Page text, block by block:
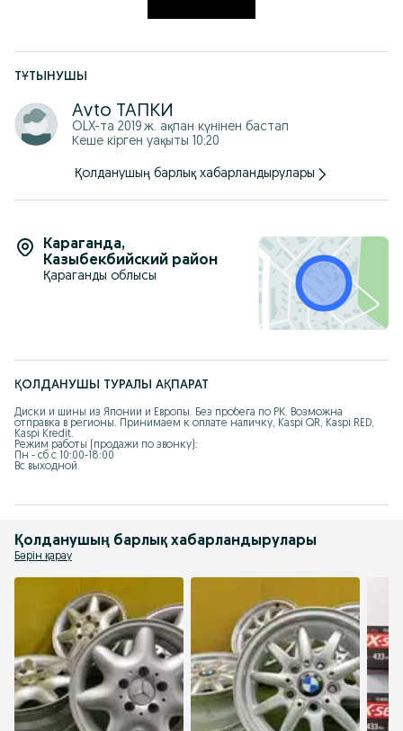
ТҰТЫНУШЫ
Аvto ТАПКИ
OLX-та 2019 ж. ақпан күнінен бастап
Кеше кірген уақыты 10:20
Қолданушың барлық хабарландырулары
Караганда,
Казыбекбийский район
Қараганды облысы
ҚОЛДАНУШЫ ТУРАЛЫ АҚПАРАТ
Диски и шины из Японии и Европы. Без пробега по РК. Возможна
отправка в регионы. Принимаем к оплате наличку, Kaspi QR, Kaspi RED,
Kaspi Kredit.
Режим работы (продажи по звонку):
Пн - сб с 10:00-18:00
Вс выходной.
Қолданушың барлық хабарландырулары
Бәрін қарау